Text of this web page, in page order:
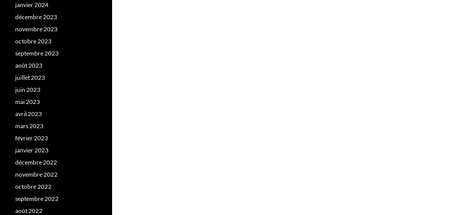
janvier 2024
décembre 2023
novembre 2023
octobre 2023
septembre 2023
août 2023
juillet 2023
juin 2023
mai 2023
avril 2023
mars 2023
février 2023
janvier 2023
décembre 2022
novembre 2022
octobre 2022
septembre 2022
août 2022